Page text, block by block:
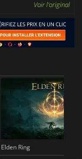
Voir l'original
Elden Ring